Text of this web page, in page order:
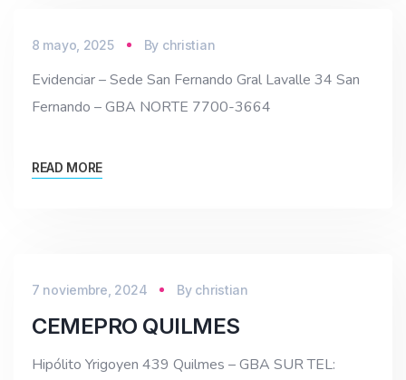
8 mayo, 2025 By christian
Evidenciar – Sede San Fernando Gral Lavalle 34 San
Fernando – GBA NORTE 7700-3664
READ MORE
7 noviembre, 2024 By christian
CEMEPRO QUILMES
Hipólito Yrigoyen 439 Quilmes – GBA SUR TEL: